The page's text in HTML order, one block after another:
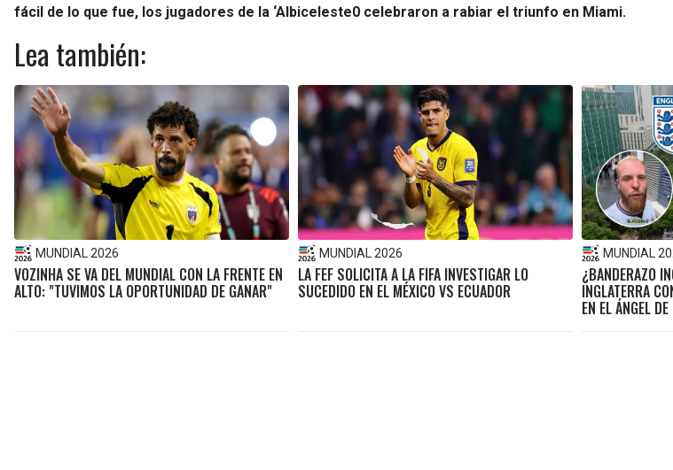
fácil de lo que fue, los jugadores de la ‘Albiceleste0 celebraron a rabiar el triunfo en Miami.
Lea también:
MUNDIAL 2026
VOZINHA SE VA DEL MUNDIAL CON LA FRENTE EN
ALTO: "TUVIMOS LA OPORTUNIDAD DE GANAR"
MUNDIAL 2026
LA FEF SOLICITA A LA FIFA INVESTIGAR LO
SUCEDIDO EN EL MÉXICO VS ECUADOR
MUNDIAL
¿BANDERAZO
INGLATERRA
EN EL ÁNGEL